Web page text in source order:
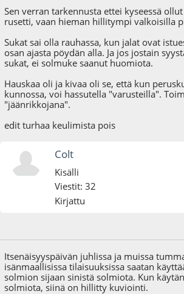
Sen verran tarkennusta ettei kyseessä
rusetti, vaan hieman hillitympi valkoisilla
Sukat sai olla rauhassa, kun jalat ovat
osan ajasta pöydän alla. Ja jos jostain
sukat, ei solmuke saanut huomiota.
Hauskaa oli ja kivaa oli se, että kun
kunnossa, voi hassutella "varusteilla".
"jäänrikkojana".
edit turhaa keulimista pois
Colt
Kisälli
Viestit: 32
Kirjattu
Itsenäisyyspäivän juhlissa ja muissa
isänmaallisissa tilaisuuksissa saatan
solmion sijaan sinistä solmiota. Kun
solmiota, siinä on hillitty kuviointi.